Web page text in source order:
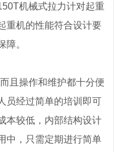
机械式拉力计对起重
重机的性能符合设计要
障。
且操作和维护都十分便
员经过简单的培训即可
本较低，内部结构设计
中，只需定期进行简单